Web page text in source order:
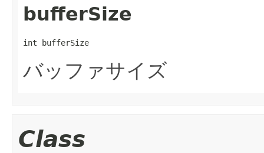
bufferSize
int bufferSize
バッファサイズ
Class